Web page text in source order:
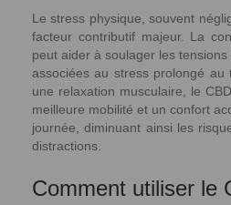
Le stress physique, souvent
facteur contributif majeur. La
peut aider à soulager les
associées au stress prolongé au
une relaxation musculaire, le
meilleure mobilité et un confort
journée, diminuant ainsi les
distractions.
Comment utiliser le